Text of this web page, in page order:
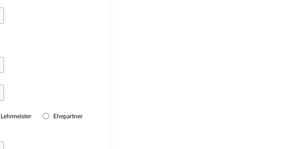
umschalten
umschalten
umschalten
Lehrmeister
Ehepartner